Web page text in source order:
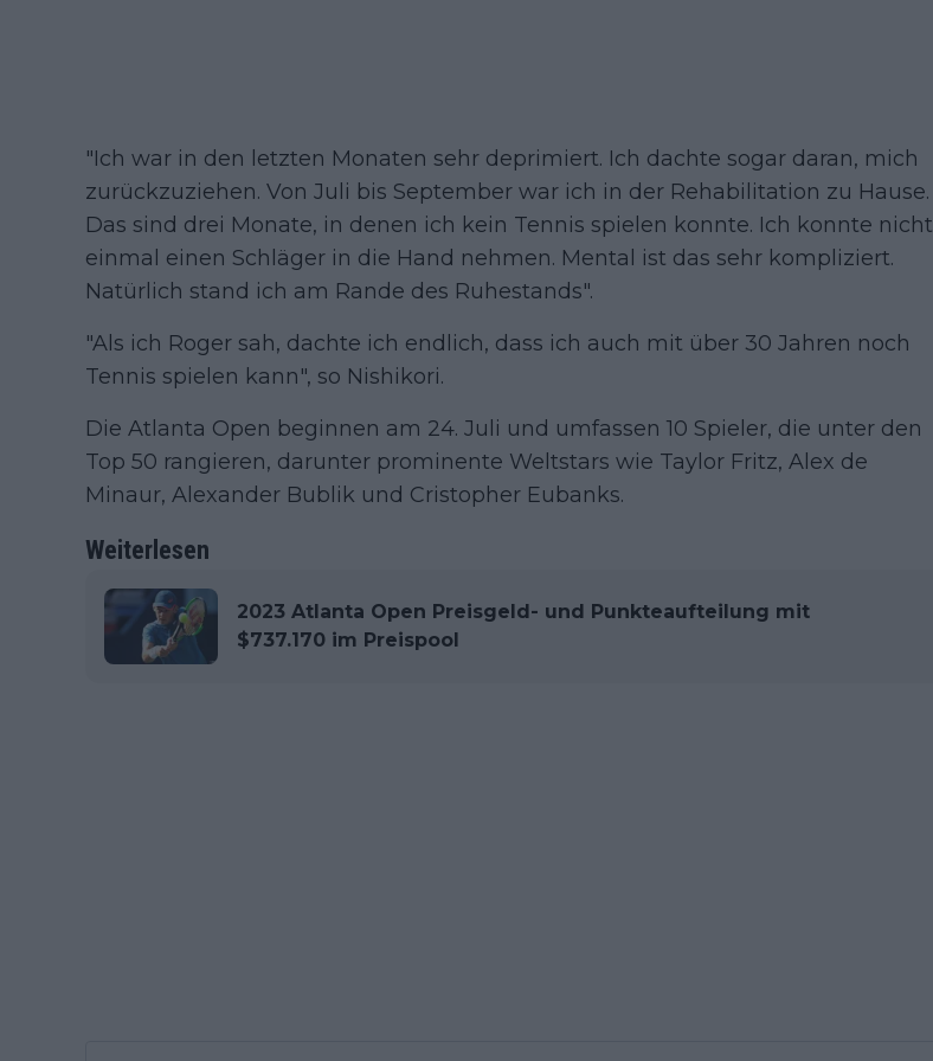
"Ich war in den letzten Monaten sehr deprimiert. Ich dachte sogar daran, mich
zurückzuziehen. Von Juli bis September war ich in der Rehabilitation zu Hause.
Das sind drei Monate, in denen ich kein Tennis spielen konnte. Ich konnte nicht
einmal einen Schläger in die Hand nehmen. Mental ist das sehr kompliziert.
Natürlich stand ich am Rande des Ruhestands".
"Als ich Roger sah, dachte ich endlich, dass ich auch mit über 30 Jahren noch
Tennis spielen kann", so Nishikori.
Die Atlanta Open beginnen am 24. Juli und umfassen 10 Spieler, die unter den
Top 50 rangieren, darunter prominente Weltstars wie Taylor Fritz, Alex de
Minaur, Alexander Bublik und Cristopher Eubanks.
Weiterlesen
2023 Atlanta Open Preisgeld- und Punkteaufteilung mit
$737.170 im Preispool